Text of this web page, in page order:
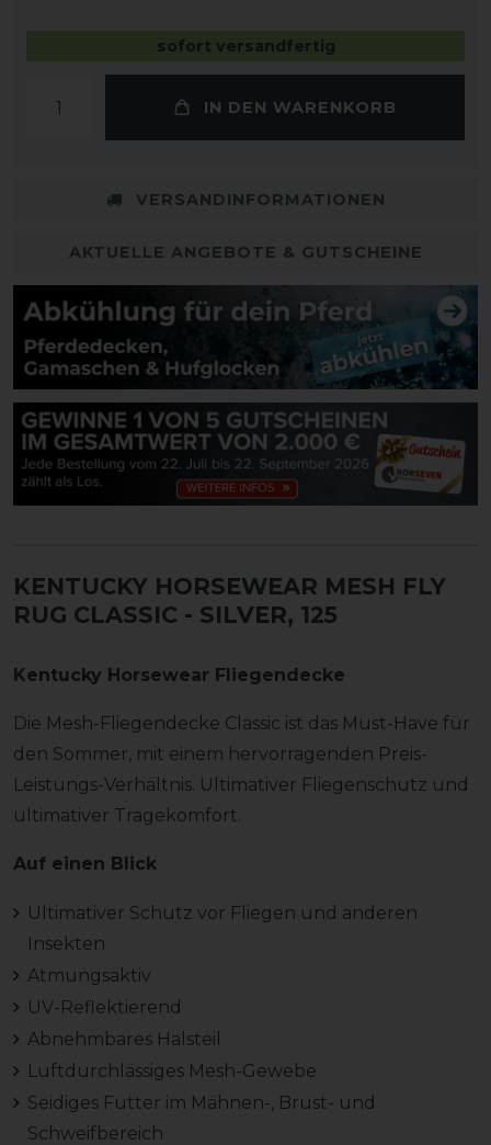
sofort versandfertig
IN DEN WARENKORB
VERSANDINFORMATIONEN
AKTUELLE ANGEBOTE & GUTSCHEINE
KENTUCKY HORSEWEAR MESH FLY
RUG CLASSIC - SILVER, 125
Kentucky Horsewear Fliegendecke
Die Mesh-Fliegendecke Classic ist das Must-Have für
den Sommer, mit einem hervorragenden Preis-
Leistungs-Verhältnis. Ultimativer Fliegenschutz und
ultimativer Tragekomfort.
Auf einen Blick
Ultimativer Schutz vor Fliegen und anderen
Insekten
Atmungsaktiv
UV-Reflektierend
Abnehmbares Halsteil
Luftdurchlässiges Mesh-Gewebe
Seidiges Futter im Mähnen-, Brust- und
Schweifbereich